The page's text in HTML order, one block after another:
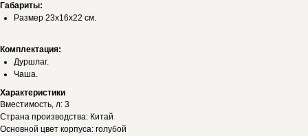
Габариты:
Размер 23х16х22 см.
Комплектация:
Дуршлаг.
Чаша.
Характеристики
Вместимость, л: 3
Страна производства: Китай
Основной цвет корпуса: голубой